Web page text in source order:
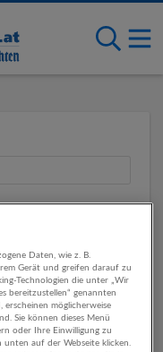
Daten, wie z. B.
Gerät und greifen darauf zu
Technologien die unter „Wir
bereitzustellen“ genannten
möglicherweise
Sie können dieses Menü
oder Ihre Einwilligung zu
unten auf der Webseite klicken.